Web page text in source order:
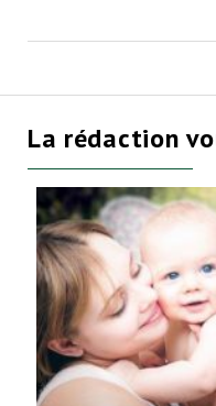
La rédaction